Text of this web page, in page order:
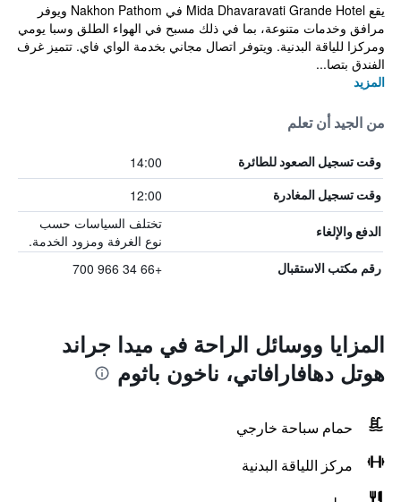
يقع Mida Dhavaravati Grande Hotel في Nakhon Pathom ويوفر
مرافق وخدمات متنوعة، بما في ذلك مسبح في الهواء الطلق وسبا يومي
ومركزا للياقة البدنية. ويتوفر اتصال مجاني بخدمة الواي فاي. تتميز غرف
الفندق بتصا...
المزيد
من الجيد أن تعلم
وقت تسجيل الصعود للطائرة 14:00
وقت تسجيل المغادرة 12:00
الدفع والإلغاء
تختلف السياسات حسب
نوع الغرفة ومزود الخدمة.
رقم مكتب الاستقبال +66 34 966 700
المزايا ووسائل الراحة في ميدا جراند
هوتل دهافارافاتي، ناخون باثوم
حمام سباحة خارجي
مركز اللياقة البدنية